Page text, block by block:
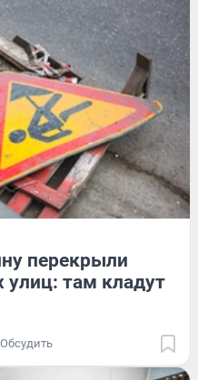
перекрыли
улиц: там кладут
Обсудить